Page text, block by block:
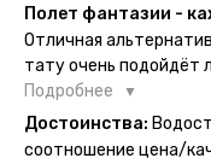
Полет фантазии -
Отличная
тату очень подойдёт
эскиз им подойдёт на
держится на теле до
бояться мочить такие
Подробнее
Достоинства:
соотношение цена/